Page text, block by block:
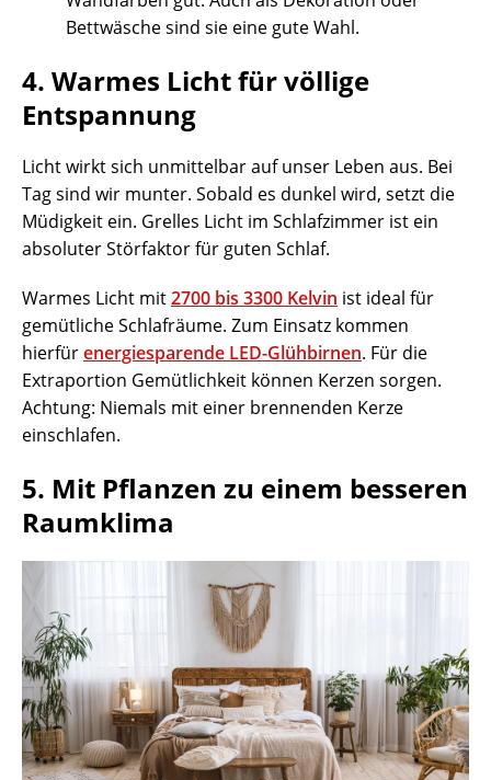
Bettwäsche sind sie eine gute Wahl.
4. Warmes Licht für völlige
Entspannung
Licht wirkt sich unmittelbar auf unser Leben aus. Bei
Tag sind wir munter. Sobald es dunkel wird, setzt die
Müdigkeit ein. Grelles Licht im Schlafzimmer ist ein
absoluter Störfaktor für guten Schlaf.
Warmes Licht mit2700 bis 3300 Kelvin ist ideal für
gemütliche Schlafräume. Zum Einsatz kommen
hierfürenergiesparende LED-Glühbirnen. Für die
Extraportion Gemütlichkeit können Kerzen sorgen.
Achtung: Niemals mit einer brennenden Kerze
einschlafen.
5. Mit Pflanzen zu einem besseren
Raumklima